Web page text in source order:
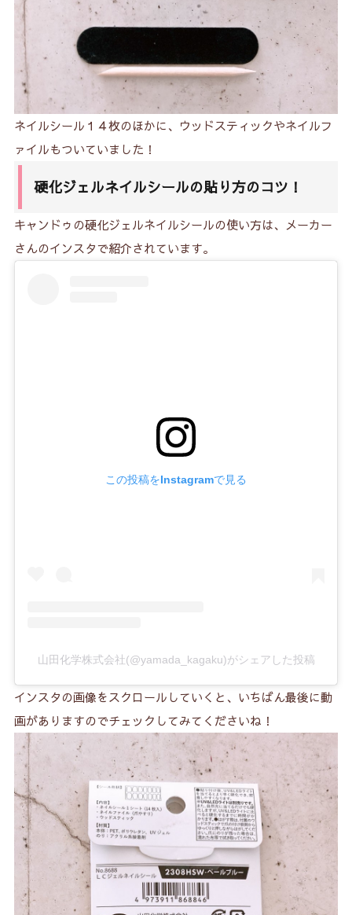
ネイルシール１４枚のほかに、ウッドスティックやネイルフ
ァイルもついていました！
硬化ジェルネイルシールの貼り方のコツ！
キャンドゥの硬化ジェルネイルシールの使い方は、メーカー
さんのインスタで紹介されています。
この投稿をInstagramで見る
山田化学株式会社(@yamada_kagaku)がシェアした投稿
インスタの画像をスクロールしていくと、いちばん最後に動
画がありますのでチェックしてみてくださいね！